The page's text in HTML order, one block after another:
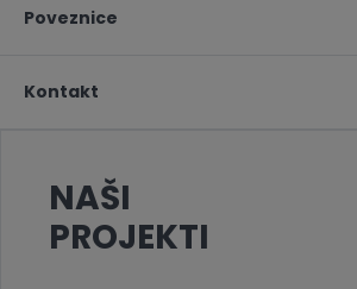
Poveznice
Kontakt
NAŠI
PROJEKTI